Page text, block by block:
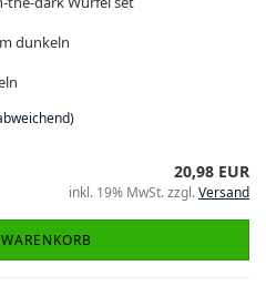
dunkeln
20,98 EUR
inkl. 19% MwSt. zzgl.Versand